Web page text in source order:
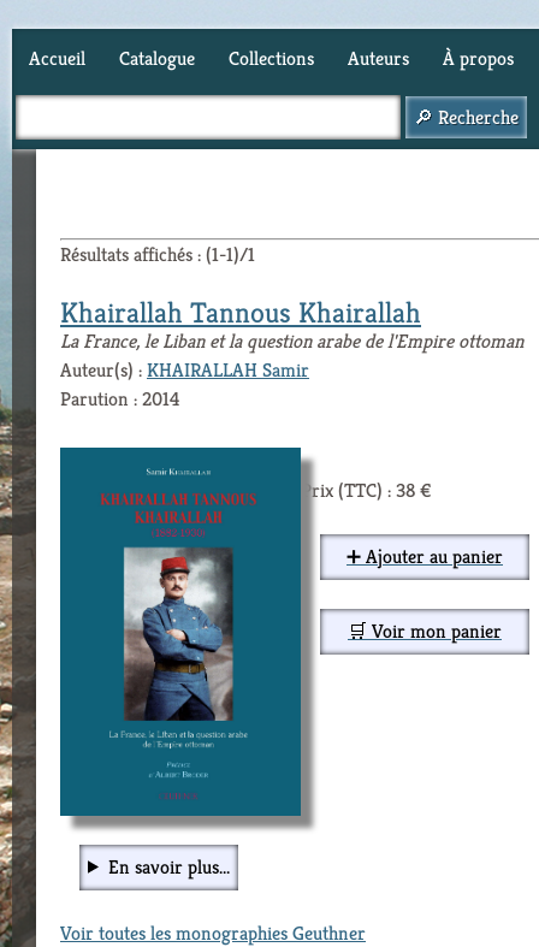
Accueil Catalogue Collections Auteurs À propos
Résultats affichés : (1-1)/1
Khairallah Tannous Khairallah
La France, le Liban et la question arabe de l'Empire ottoman
Auteur(s) :KHAIRALLAH Samir
Parution : 2014
Prix (TTC) : 38 €
➕ Ajouter au panier
🛒 Voir mon panier
En savoir plus...
Voir toutes les monographies Geuthner